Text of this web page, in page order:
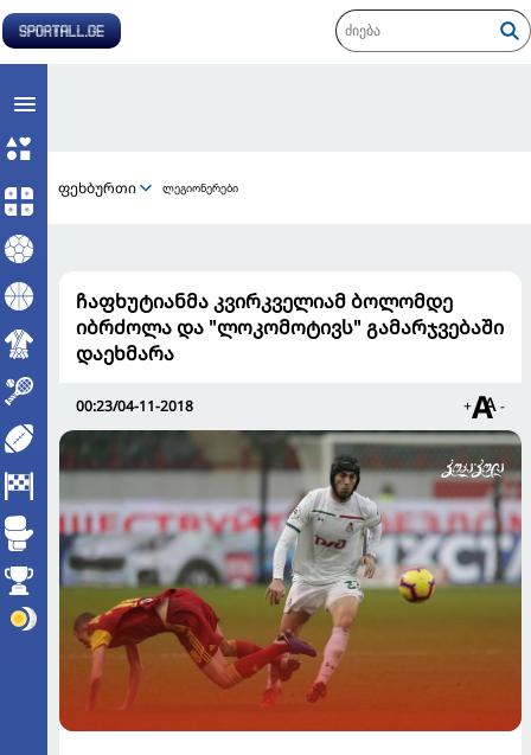
ფეხბურთი ლეგიონერები
ჩაფხუტიანმა კვირკველიამ ბოლომდე
იბრძოლა და "ლოკომოტივს" გამარჯვებაში
დაეხმარა
00:23/04-11-2018 + -